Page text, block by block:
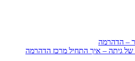
– הדהרמה
של גיתה – איך התחיל מרכז הדהרמה